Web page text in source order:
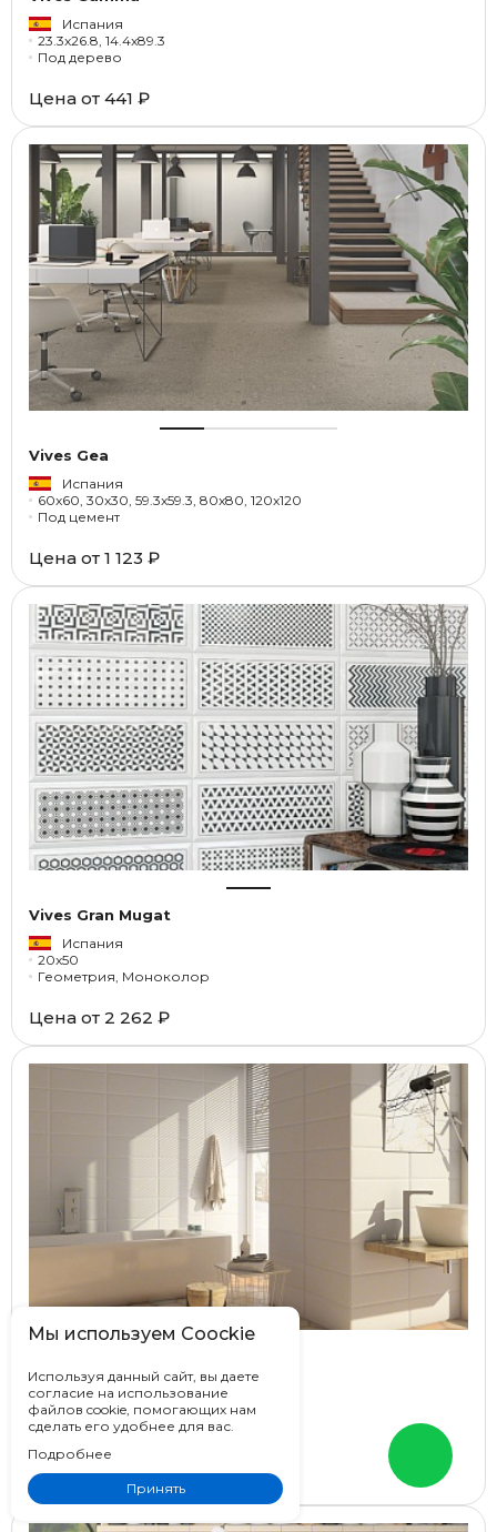
Испания
23.3x26.8, 14.4x89.3
Под дерево
Цена от 441 ₽
Vives Gea
Испания
60x60, 30x30, 59.3x59.3, 80x80, 120x120
Под цемент
Цена от 1 123 ₽
Vives Gran Mugat
Испания
20x50
Геометрия, Моноколор
Цена от 2 262 ₽
Vives Gran Zola
Испания
20x50
Моноколор
Цена от5 354 ₽
Мы используем Coockie
Используя данный сайт, вы даете
согласие на использование
файлов cookie, помогающих нам
сделать его удобнее для вас.
Подробнее
Принять